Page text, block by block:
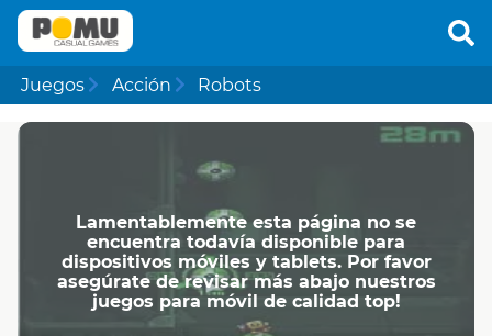
Juegos Acción Robots
Lamentablemente esta página no se
encuentra todavía disponible para
dispositivos móviles y tablets. Por favor
asegúrate de revisar más abajo nuestros
juegos para móvil de calidad top!